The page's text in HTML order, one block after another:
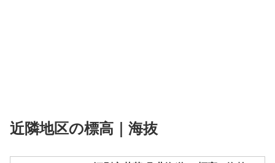
近隣地区の標高｜海抜